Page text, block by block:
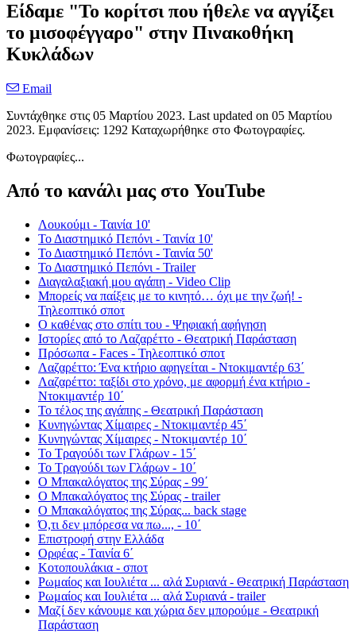
Είδαμε "Το κορίτσι που ήθελε να αγγίξει
το μισοφέγγαρο" στην Πινακοθήκη
Κυκλάδων
Email
Συντάχθηκε στις 05 Μαρτίου 2023. Last updated on 05 Μαρτίου
2023. Εμφανίσεις: 1292 Καταχωρήθηκε στο Φωτογραφίες.
Φωτογραφίες...
Από το κανάλι μας στο YouTube
Λουκούμι - Ταινία 10'
Το Διαστημικό Πεπόνι - Ταινία 10'
Το Διαστημικό Πεπόνι - Ταινία 50'
Το Διαστημικό Πεπόνι - Trailer
Διαγαλαξιακή μου αγάπη - Video Clip
Μπορείς να παίξεις με το κινητό… όχι με την ζωή! -
Τηλεοπτικό σποτ
Ο καθένας στο σπίτι του - Ψηφιακή αφήγηση
Ιστορίες από το Λαζαρέττο - Θεατρική Παράσταση
Πρόσωπα - Faces - Τηλεοπτικό σποτ
Λαζαρέττο: Ένα κτήριο αφηγείται - Ντοκιμαντέρ 63΄
Λαζαρέττο: ταξίδι στο χρόνο, με αφορμή ένα κτήριο -
Ντοκιμαντέρ 10΄
Το τέλος της αγάπης - Θεατρική Παράσταση
Κυνηγώντας Χίμαιρες - Ντοκιμαντέρ 45΄
Κυνηγώντας Χίμαιρες - Ντοκιμαντέρ 10΄
Το Τραγούδι των Γλάρων - 15΄
Το Τραγούδι των Γλάρων - 10΄
Ο Μπακαλόγατος της Σύρας - 99΄
Ο Μπακαλόγατος της Σύρας - trailer
Ο Μπακαλόγατος της Σύρας... back stage
Ό,τι δεν μπόρεσα να πω..., - 10΄
Επιστροφή στην Ελλάδα
Ορφέας - Ταινία 6΄
Κοτοπουλάκια - σποτ
Ρωμαίος και Ιουλιέτα ... αλά Συριανά - Θεατρική Παράσταση
Ρωμαίος και Ιουλιέτα ... αλά Συριανά - trailer
Μαζί δεν κάνουμε και χώρια δεν μπορούμε - Θεατρική
Παράσταση